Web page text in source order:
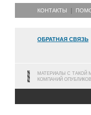
КОНТАКТЫ
ОБРАТНАЯ СВЯЗЬ
МАТЕРИАЛЫ С ТАКОЙ
КОМПАНИЙ